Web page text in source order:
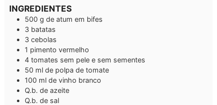
INGREDIENTES
500 g de atum em bifes
3 batatas
3 cebolas
1 pimento vermelho
4 tomates sem pele e sem sementes
50 ml de polpa de tomate
100 ml de vinho branco
Q.b. de azeite
Q.b. de sal